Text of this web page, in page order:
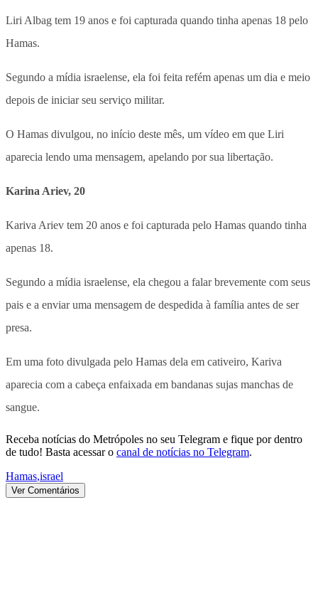
Liri Albag tem 19 anos e foi capturada quando tinha apenas 18 pelo
Hamas.
Segundo a mídia israelense, ela foi feita refém apenas um dia e meio
depois de iniciar seu serviço militar.
O Hamas divulgou, no início deste mês, um vídeo em que Liri
aparecia lendo uma mensagem, apelando por sua libertação.
Karina Ariev, 20
Kariva Ariev tem 20 anos e foi capturada pelo Hamas quando tinha
apenas 18.
Segundo a mídia israelense, ela chegou a falar brevemente com seus
pais e a enviar uma mensagem de despedida à família antes de ser
presa.
Em uma foto divulgada pelo Hamas dela em cativeiro, Kariva
aparecia com a cabeça enfaixada em bandanas sujas manchas de
sangue.
Receba notícias do Metrópoles no seu Telegram e fique por dentro
de tudo! Basta acessar o canal de notícias no Telegram.
Hamas,israel
Ver Comentários